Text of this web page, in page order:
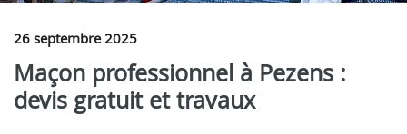
26 septembre 2025
Maçon professionnel à Pezens :
devis gratuit et travaux